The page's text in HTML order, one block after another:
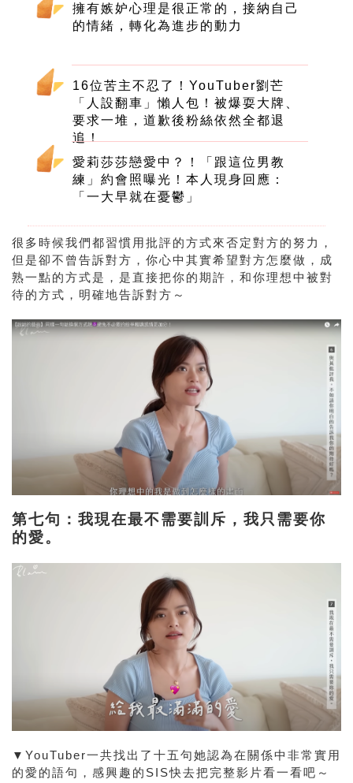
擁有嫉妒心理是很正常的，接納自己
的情緒，轉化為進步的動力
16位苦主不忍了！YouTuber劉芒
「人設翻車」懶人包！被爆耍大牌、
要求一堆，道歉後粉絲依然全都退
追！
愛莉莎莎戀愛中？！「跟這位男教
練」約會照曝光！本人現身回應：
「一大早就在憂鬱」
很多時候我們都習慣用批評的方式來否定對方的努力，
但是卻不曾告訴對方，你心中其實希望對方怎麼做，成
熟一點的方式是，是直接把你的期許，和你理想中被對
待的方式，明確地告訴對方～
第七句：我現在最不需要訓斥，我只需要你
的愛。
▼YouTuber一共找出了十五句她認為在關係中非常實用
的愛的語句，感興趣的SIS快去把完整影片看一看吧～